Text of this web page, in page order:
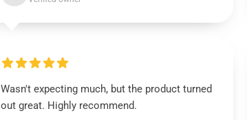
Wasn't expecting much, but the product turned
out great. Highly recommend.